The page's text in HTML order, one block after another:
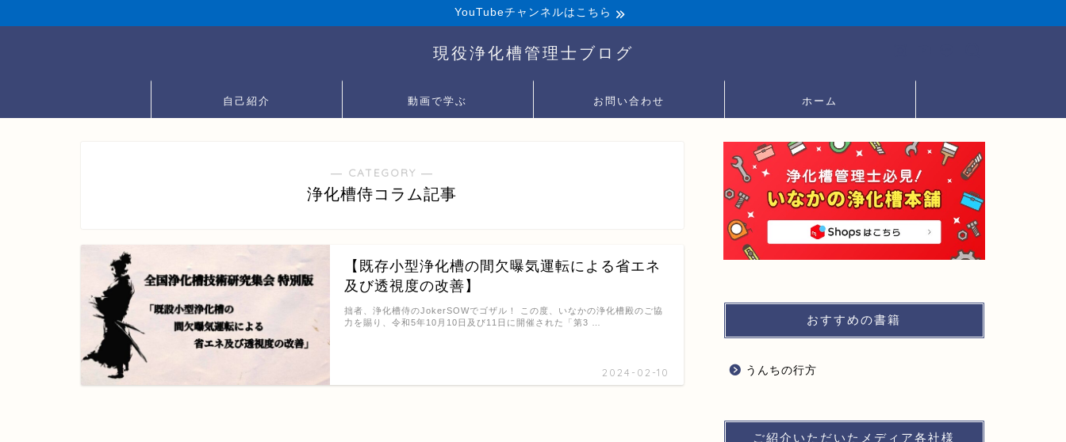
YouTubeチャンネルはこちら
現役浄化槽管理士ブログ
自己紹介 動画で学ぶ お問い合わせ ホーム
― CATEGORY ―
浄化槽侍コラム記事
【既存小型浄化槽の間欠曝気運転による省エネ
及び透視度の改善】
2024-02-10
拙者、浄化槽侍のJokerSOWでゴザル！ この度、いなかの浄化槽殿のご協
力を賜り、令和5年10月10日及び11日に開催された「第3 …
おすすめの書籍
うんちの行方
ご紹介いただいたメディア各社様